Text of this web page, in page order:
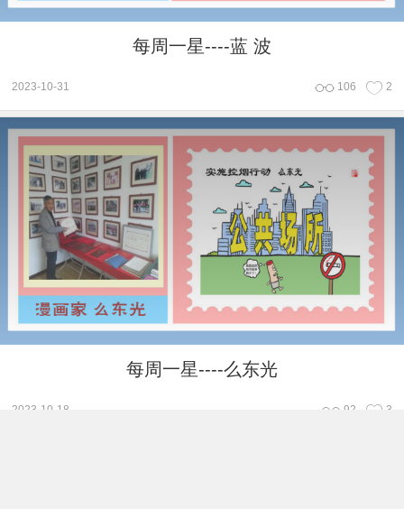
每周一星----蓝 波
2023-10-31 106 2
每周一星----么东光
2023-10-18 92 3